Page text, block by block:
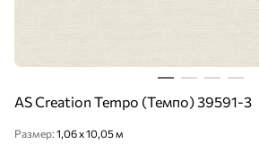
AS Creation Tempo (Темпо) 39591-3
Размер: 1,06 x 10,05 м